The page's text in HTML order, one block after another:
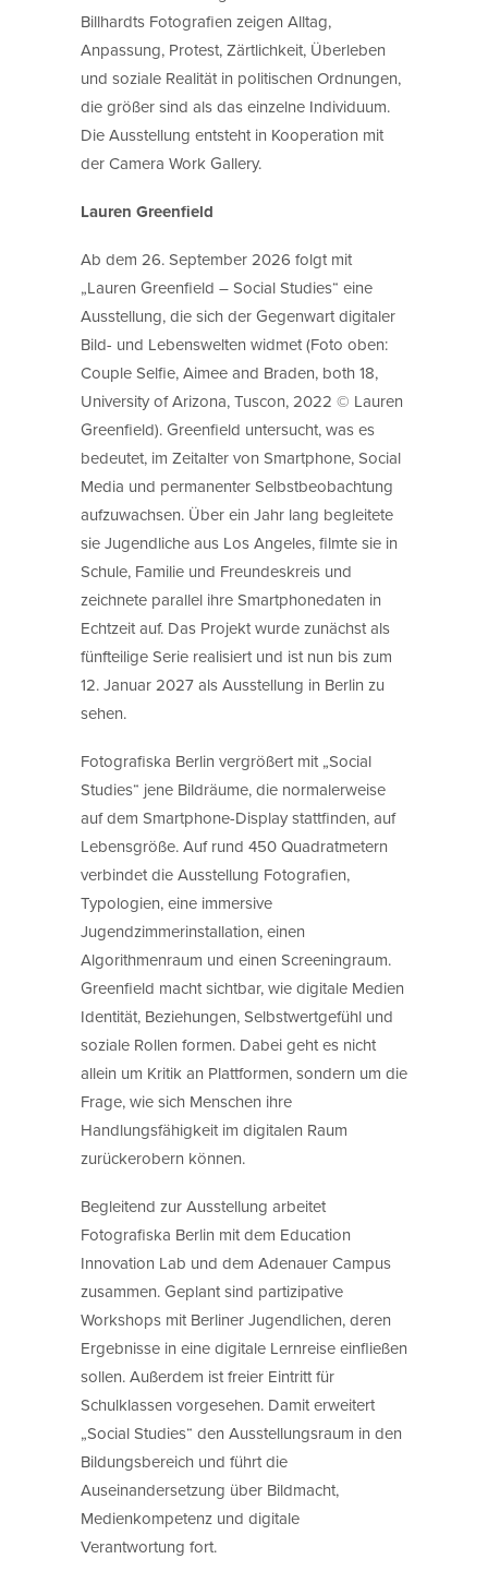
Billhardts Fotografien zeigen Alltag,
Anpassung, Protest, Zärtlichkeit, Überleben
und soziale Realität in politischen Ordnungen,
die größer sind als das einzelne Individuum.
Die Ausstellung entsteht in Kooperation mit
der Camera Work Gallery.
Lauren Greenfield
Ab dem 26. September 2026 folgt mit
„Lauren Greenfield – Social Studies“ eine
Ausstellung, die sich der Gegenwart digitaler
Bild- und Lebenswelten widmet (Foto oben:
Couple Selfie, Aimee and Braden, both 18,
University of Arizona, Tuscon, 2022 © Lauren
Greenfield). Greenfield untersucht, was es
bedeutet, im Zeitalter von Smartphone, Social
Media und permanenter Selbstbeobachtung
aufzuwachsen. Über ein Jahr lang begleitete
sie Jugendliche aus Los Angeles, filmte sie in
Schule, Familie und Freundeskreis und
zeichnete parallel ihre Smartphonedaten in
Echtzeit auf. Das Projekt wurde zunächst als
fünfteilige Serie realisiert und ist nun bis zum
12. Januar 2027 als Ausstellung in Berlin zu
sehen.
Fotografiska Berlin vergrößert mit „Social
Studies“ jene Bildräume, die normalerweise
auf dem Smartphone-Display stattfinden, auf
Lebensgröße. Auf rund 450 Quadratmetern
verbindet die Ausstellung Fotografien,
Typologien, eine immersive
Jugendzimmerinstallation, einen
Algorithmenraum und einen Screeningraum.
Greenfield macht sichtbar, wie digitale Medien
Identität, Beziehungen, Selbstwertgefühl und
soziale Rollen formen. Dabei geht es nicht
allein um Kritik an Plattformen, sondern um die
Frage, wie sich Menschen ihre
Handlungsfähigkeit im digitalen Raum
zurückerobern können.
Begleitend zur Ausstellung arbeitet
Fotografiska Berlin mit dem Education
Innovation Lab und dem Adenauer Campus
zusammen. Geplant sind partizipative
Workshops mit Berliner Jugendlichen, deren
Ergebnisse in eine digitale Lernreise einfließen
sollen. Außerdem ist freier Eintritt für
Schulklassen vorgesehen. Damit erweitert
„Social Studies“ den Ausstellungsraum in den
Bildungsbereich und führt die
Auseinandersetzung über Bildmacht,
Medienkompetenz und digitale
Verantwortung fort.